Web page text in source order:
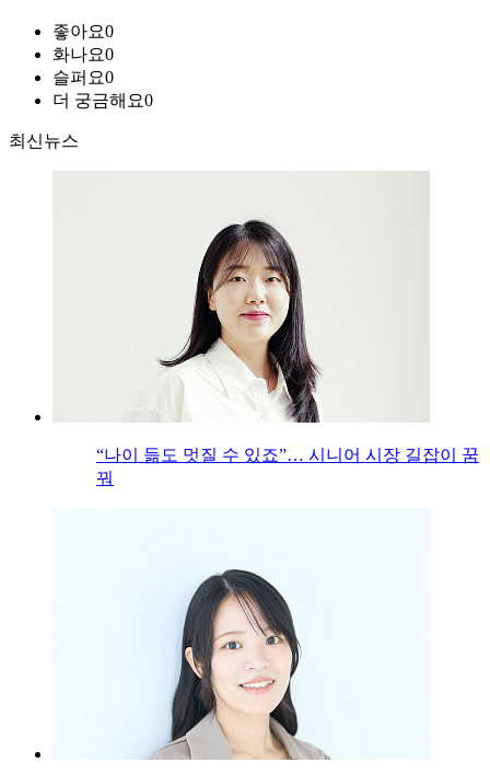
좋아요0
화나요0
슬퍼요0
더 궁금해요0
최신뉴스
“나이 듦도 멋질 수 있죠”… 시니어 시장 길잡이 꿈
꿔